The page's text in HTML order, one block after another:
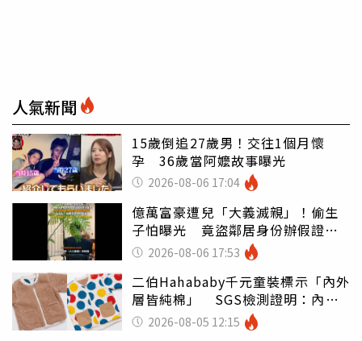
人氣新聞
15歲倒追27歲男！交往1個月懷
孕 36歲當阿嬤故事曝光
2026-08-06 17:04
億萬富豪遭兒「大義滅親」！偷生
子怕曝光 竟盜鄰居身份辦假證落
戶 2026-08-06 17:53
二伯Hahababy千元童裝標示「內外
層皆純棉」 SGS檢測證明：內裡
100%聚酯纖維
2026-08-05 12:15